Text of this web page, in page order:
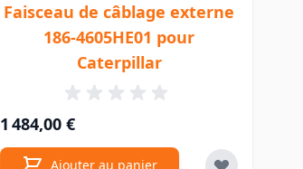
Faisceau de câblage externe
186-4605HE01 pour
Caterpillar
1 484,00 €
Ajouter au panier